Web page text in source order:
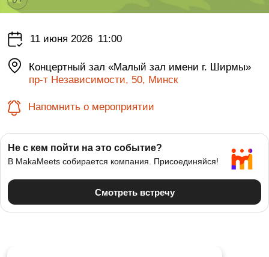
11 июня 2026 11:00
Концертный зал «Малый зал имени г. Ширмы»
пр-т Независимости, 50, Минск
Напомнить о мероприятии